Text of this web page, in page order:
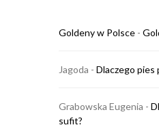
Goldeny w Polsce -
Jagoda - Dlaczego pies
Grabowska Eugenia -
sufit?